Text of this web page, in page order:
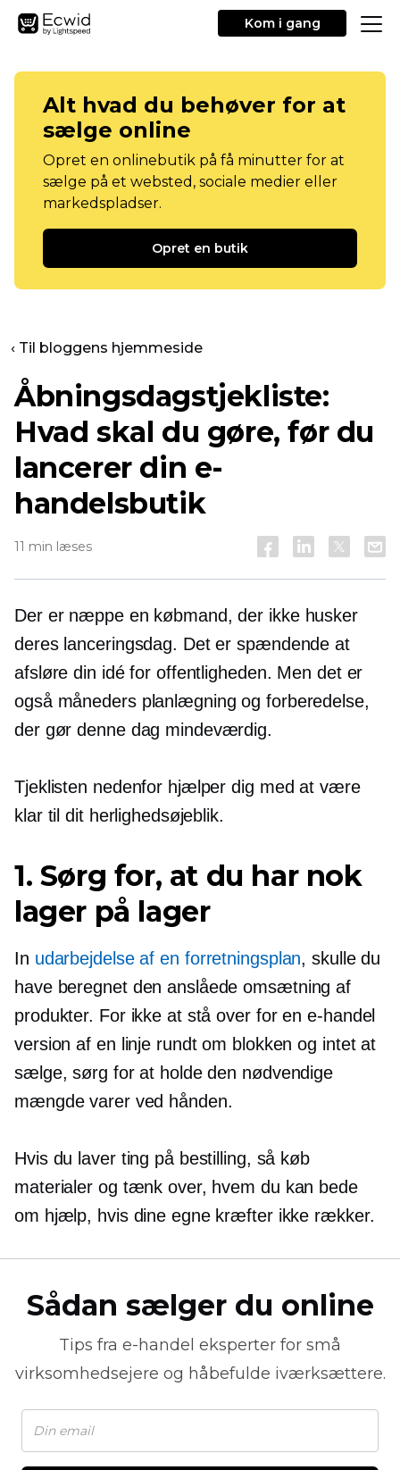
Kom i gang
Alt hvad du behøver for at
sælge online
Opret en onlinebutik på få minutter for at
sælge på et websted, sociale medier eller
markedspladser.
Opret en butik
‹ Til bloggens hjemmeside
Åbningsdagstjekliste:
Hvad skal du gøre, før du
lancerer din e-
handelsbutik
11 min læses
Der er næppe en købmand, der ikke husker
deres lanceringsdag. Det er spændende at
afsløre din idé for offentligheden. Men det er
også måneders planlægning og forberedelse,
der gør denne dag mindeværdig.
Tjeklisten nedenfor hjælper dig med at være
klar til dit herlighedsøjeblik.
1. Sørg for, at du har nok
lager på lager
In udarbejdelse af en forretningsplan, skulle du
have beregnet den anslåede omsætning af
produkter. For ikke at stå over for ene-handel
version af en linje rundt om blokken og intet at
sælge, sørg for at holde den nødvendige
mængde varer ved hånden.
Hvis du laver ting på bestilling, så køb
materialer og tænk over, hvem du kan bede
om hjælp, hvis dine egne kræfter ikke rækker.
Sådan sælger du online
Tips fra e-handel eksperter for små
virksomhedsejere og håbefulde iværksættere.